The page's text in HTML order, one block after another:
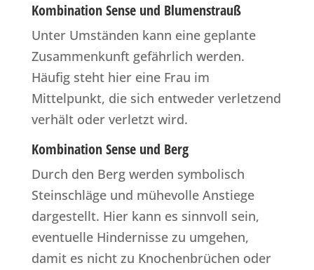
Kombination Sense und Blumenstrauß
Unter Umständen kann eine geplante
Zusammenkunft gefährlich werden.
Häufig steht hier eine Frau im
Mittelpunkt, die sich entweder verletzend
verhält oder verletzt wird.
Kombination Sense und Berg
Durch den Berg werden symbolisch
Steinschläge und mühevolle Anstiege
dargestellt. Hier kann es sinnvoll sein,
eventuelle Hindernisse zu umgehen,
damit es nicht zu Knochenbrüchen oder